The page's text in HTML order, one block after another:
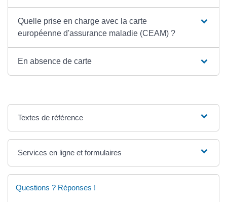
Quelle prise en charge avec la carte
européenne d'assurance maladie (CEAM) ?
En absence de carte
Textes de référence
Services en ligne et formulaires
Questions ? Réponses !